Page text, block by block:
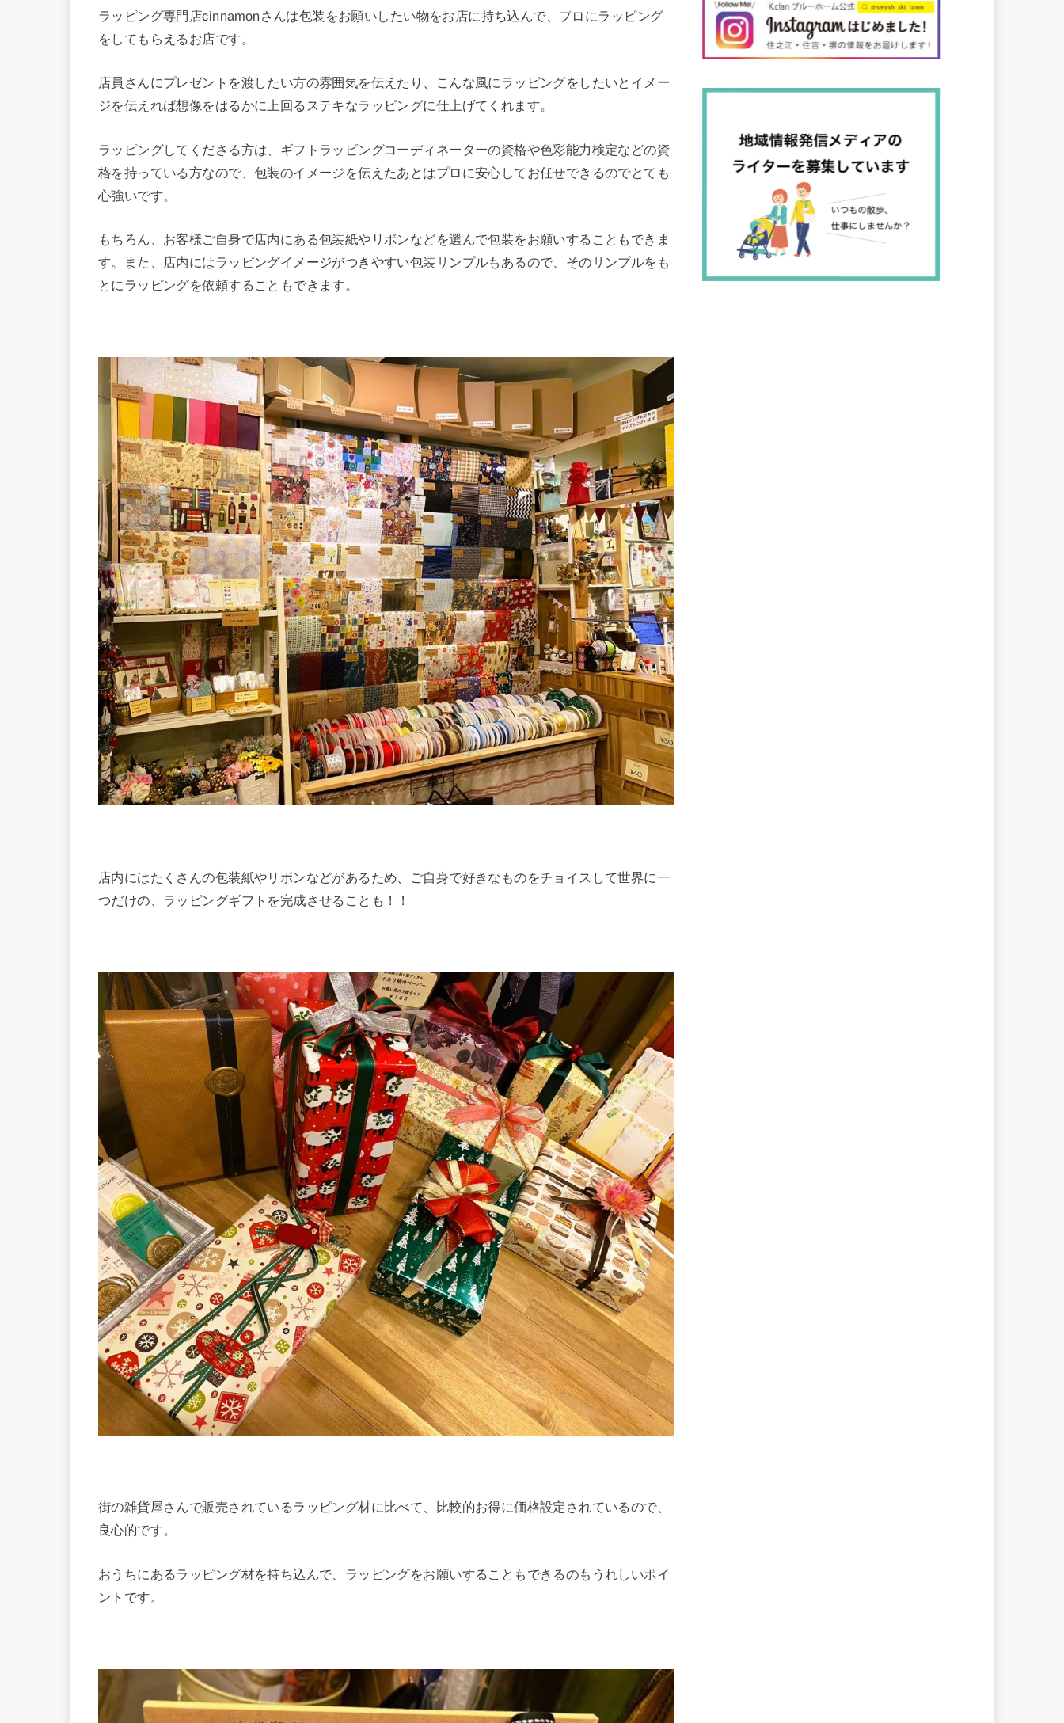
ラッピング専門店cinnamonさんは包装をお願いしたい物をお店に持ち込んで、プロにラッピング
をしてもらえるお店です。
店員さんにプレゼントを渡したい方の雰囲気を伝えたり、こんな風にラッピングをしたいとイメー
ジを伝えれば想像をはるかに上回るステキなラッピングに仕上げてくれます。
ラッピングしてくださる方は、ギフトラッピングコーディネーターの資格や色彩能力検定などの資
格を持っている方なので、包装のイメージを伝えたあとはプロに安心してお任せできるのでとても
心強いです。
もちろん、お客様ご自身で店内にある包装紙やリボンなどを選んで包装をお願いすることもできま
す。また、店内にはラッピングイメージがつきやすい包装サンプルもあるので、そのサンプルをも
とにラッピングを依頼することもできます。
店内にはたくさんの包装紙やリボンなどがあるため、ご自身で好きなものをチョイスして世界に一
つだけの、ラッピングギフトを完成させることも！！
街の雑貨屋さんで販売されているラッピング材に比べて、比較的お得に価格設定されているので、
良心的です。
おうちにあるラッピング材を持ち込んで、ラッピングをお願いすることもできるのもうれしいポイ
ントです。